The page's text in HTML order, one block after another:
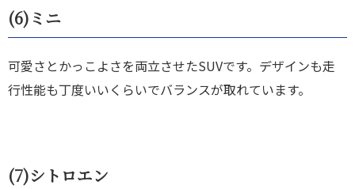
(6) ミニ
可愛さとかっこよさを両立させたSUVです。デザインも走
行性能も丁度いいくらいでバランスが取れています。
(7)シトロエン